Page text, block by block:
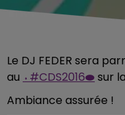
Le DJ FEDER sera
au ⬪#‎CDS2016⬬sur
Ambiance assurée !